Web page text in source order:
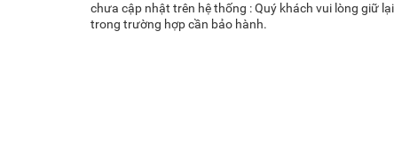
chưa cập nhật trên hệ thống : Quý khách vui lòng giữ
trong trường hợp cần bảo hành.